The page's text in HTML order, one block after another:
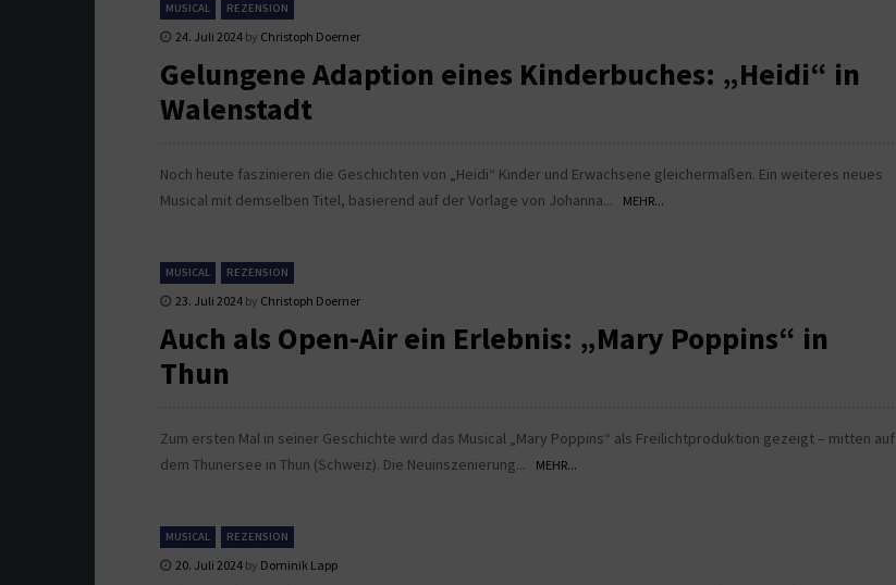
MUSICAL REZENSION
24. Juli 2024 by Christoph Doerner
Gelungene Adaption eines Kinderbuches: „Heidi“ in
Walenstadt
Noch heute faszinieren die Geschichten von „Heidi“ Kinder und Erwachsene gleichermaßen. Ein weiteres neues
Musical mit demselben Titel, basierend auf der Vorlage von Johanna...
MEHR...
MUSICAL REZENSION
23. Juli 2024 by Christoph Doerner
Auch als Open-Air ein Erlebnis: „Mary Poppins“ in
Thun
Zum ersten Mal in seiner Geschichte wird das Musical „Mary Poppins“ als Freilichtproduktion gezeigt – mitten auf
dem Thunersee in Thun (Schweiz). Die Neuinszenierung...
MEHR...
MUSICAL REZENSION
20. Juli 2024 by Dominik Lapp